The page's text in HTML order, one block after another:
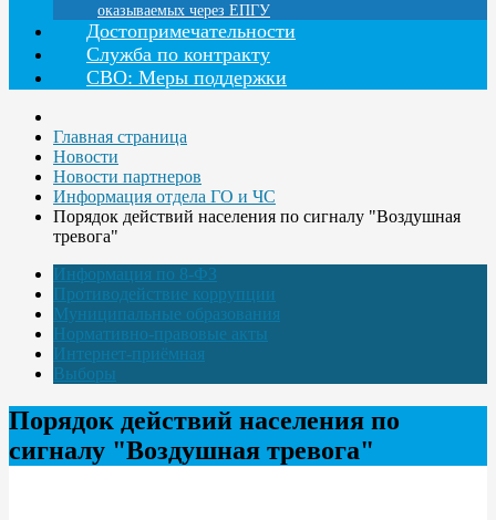
оказываемых через ЕПГУ
Достопримечательности
Служба по контракту
СВО: Меры поддержки
Главная страница
Новости
Новости партнеров
Информация отдела ГО и ЧС
Порядок действий населения по сигналу "Воздушная
тревога"
Информация по 8-ФЗ
Противодействие коррупции
Муниципальные образования
Нормативно-правовые акты
Интернет-приёмная
Выборы
Порядок действий населения по
сигналу "Воздушная тревога"